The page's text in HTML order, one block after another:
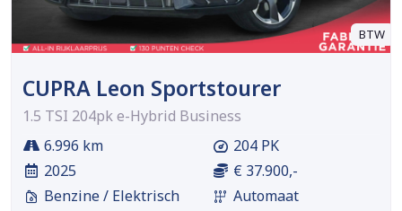
BTW
CUPRA Leon Sportstourer
1.5 TSI 204pk e-Hybrid Business
6.996 km
2025
Benzine / Elektrisch
204 PK
€ 37.900,-
Automaat